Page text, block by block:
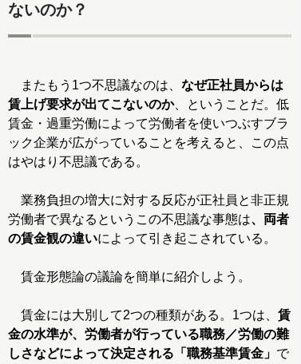
ないのか？
またもう1つ不思議なのは、 なぜ正社員からは
賃上げ要求が出てこないのか、ということだ。低
賃金・過重労働によって労働者を使いつぶすブラ
ック企業が広がっていることを考えると、この点
はやはり不思議である。
業務負担の増大に対する反応が正社員と非正規
労働者で異なるというこの不思議な事態は、両者
の賃金観の違いによって引き起こされている。
賃金形態論の議論を簡単に紹介しよう。
賃金には大別して2つの種類がある。1つは、 賃
金の水準が、労働者が行っている職務／労働の難
しさなどによって決定される「職務基準賃金」 で